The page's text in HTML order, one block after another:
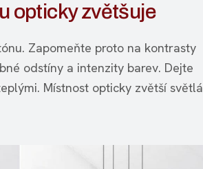
opticky zvětšuje
Zapomeňte proto na kontrasty
odstíny a intenzity barev. Dejte
Místnost opticky zvětší světlá